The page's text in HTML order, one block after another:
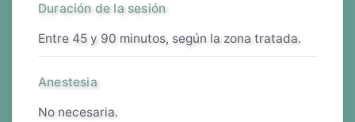
Duración de la sesión
entre 45 y 90 minutos, según la zona tratada.
Anestesia
no necesaria.